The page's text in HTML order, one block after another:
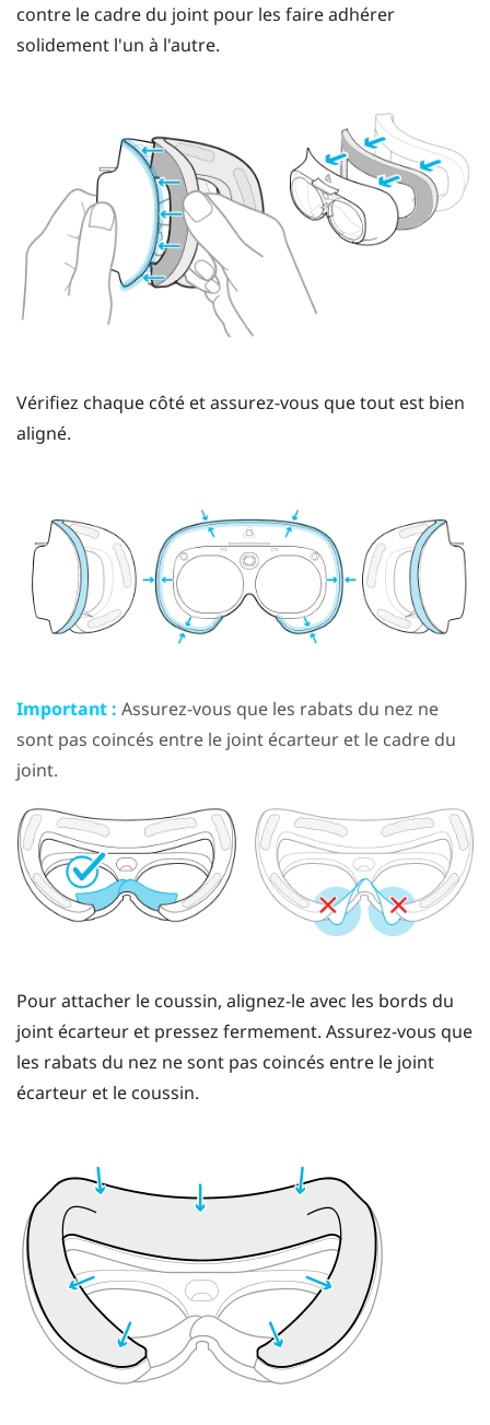
contre le cadre du joint pour les faire adhérer
solidement l'un à l'autre.
Vérifiez chaque côté et assurez-vous que tout est bien
aligné.
Important : Assurez-vous que les rabats du nez ne
sont pas coincés entre le joint écarteur et le cadre du
joint.
Pour attacher le coussin, alignez-le avec les bords du
joint écarteur et pressez fermement. Assurez-vous que
les rabats du nez ne sont pas coincés entre le joint
écarteur et le coussin.